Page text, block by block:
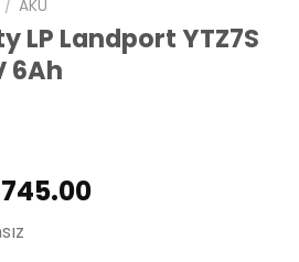
/ AKÜ
LP Landport YTZ7S
6Ah
Şu